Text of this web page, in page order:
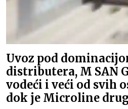
Uvoz pod
distributera, M SAN
vodeći i veći od svih
dok je Microline